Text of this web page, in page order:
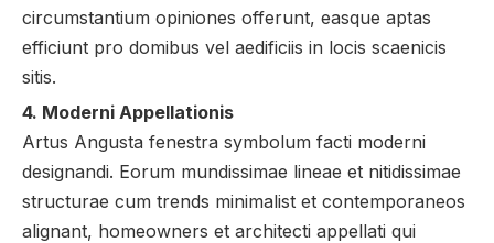
circumstantium opiniones offerunt, easque aptas
efficiunt pro domibus vel aedificiis in locis scaenicis
sitis.
4. Moderni Appellationis
Artus Angusta fenestra symbolum facti moderni
designandi. Eorum mundissimae lineae et nitidissimae
structurae cum trends minimalist et contemporaneos
alignant, homeowners et architecti appellati qui